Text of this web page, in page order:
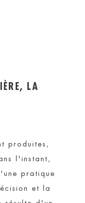
LA
produites,
l'instant,
pratique
et la